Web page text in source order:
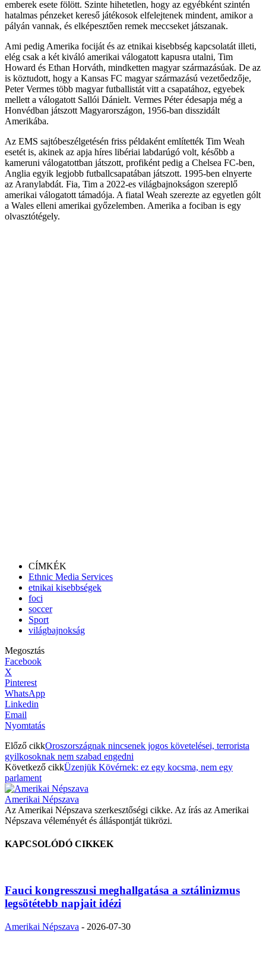
emberek esete fölött. Szinte hihetetlen, hogy az egyébként szintén
hatalmas pénzeket kereső játékosok elfelejtenek mindent, amikor a
pályán vannak, és elképesztően remek meccseket játszanak.
Ami pedig Amerika fociját és az etnikai kisebbség kapcsolatát illeti,
elég csak a két kiváló amerikai válogatott kapusra utalni, Tim
Howard és Ethan Horváth, mindketten magyar származásúak. De az
is köztudott, hogy a Kansas FC magyar származású vezetőedzője,
Peter Vermes több magyar futballistát vitt a csapatához, egyebek
mellett a válogatott Sallói Dánielt. Vermes Péter édesapja még a
Honvédban játszott Magyarországon, 1956-ban disszidált
Amerikába.
Az EMS sajtóbeszélgetésén friss példaként említették Tim Weah
esetét is, akinek az apja híres libériai labdarúgó volt, később a
kameruni válogatottban játszott, profiként pedig a Chelsea FC-ben,
Anglia egyik legjobb futballcsapatában játszott. 1995-ben elnyerte
az Aranylabdát. Fia, Tim a 2022-es világbajnokságon szereplő
amerikai válogatott támadója. A fiatal Weah szerezte az egyetlen gólt
a Wales elleni amerikai győzelemben. Amerika a fociban is egy
olvasztótégely.
CÍMKÉK
Ethnic Media Services
etnikai kisebbségek
foci
soccer
Sport
világbajnokság
Megosztás
Facebook
X
Pinterest
WhatsApp
Linkedin
Email
Nyomtatás
Előző cikkOroszországnak nincsenek jogos követelései, terrorista
gyilkosoknak nem szabad engedni
Következő cikkÜzenjük Kövérnek: ez egy kocsma, nem egy
parlament
Amerikai Népszava
Az Amerikai Népszava szerkesztőségi cikke. Az írás az Amerikai
Népszava véleményét és álláspontját tükrözi.
KAPCSOLÓDÓ CIKKEK
Fauci kongresszusi meghallgatása a sztálinizmus
legsötétebb napjait idézi
Amerikai Népszava - 2026-07-30